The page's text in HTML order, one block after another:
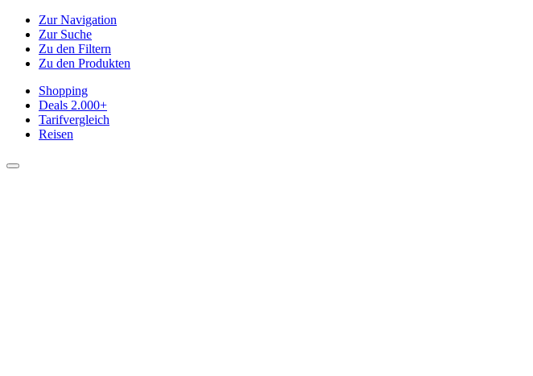
Zur Navigation
Zur Suche
Zu den Filtern
Zu den Produkten
Shopping
Deals 2.000+
Tarifvergleich
Reisen